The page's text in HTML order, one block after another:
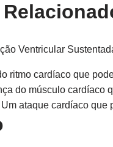
Ventricular
ritmo cardíaco que
do músculo cardíaco
Um ataque cardíaco que